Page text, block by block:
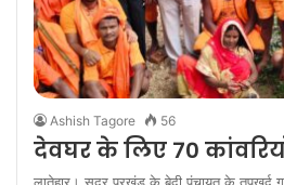
Ashish Tagore 56
देवघर के लिए 70
लातेहार। सदर प्रखंड के बेदी पंचायत के तूपुखुर्द
लिए 70 कांवरियों का जत्था…